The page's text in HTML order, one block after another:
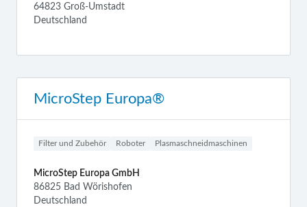
64823 Groß-Umstadt
Deutschland
MicroStep Europa®
Filter und Zubehör Roboter Plasmaschneidmaschinen
MicroStep Europa GmbH
86825 Bad Wörishofen
Deutschland